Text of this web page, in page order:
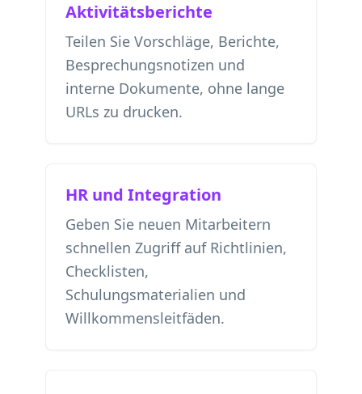
Aktivitätsberichte
Teilen Sie Vorschläge, Berichte,
Besprechungsnotizen und
interne Dokumente, ohne lange
URLs zu drucken.
HR und Integration
Geben Sie neuen Mitarbeitern
schnellen Zugriff auf Richtlinien,
Checklisten,
Schulungsmaterialien und
Willkommensleitfäden.